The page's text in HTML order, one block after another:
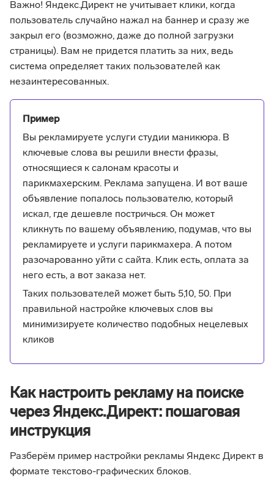
Важно! Яндекс.Директ не учитывает клики, когда
пользователь случайно нажал на баннер и сразу же
закрыл его (возможно, даже до полной загрузки
страницы). Вам не придется платить за них, ведь
система определяет таких пользователей как
незаинтересованных.
Пример
Вы рекламируете услуги студии маникюра. В
ключевые слова вы решили внести фразы,
относящиеся к салонам красоты и
парикмахерским. Реклама запущена. И вот ваше
объявление попалось пользователю, который
искал, где дешевле постричься. Он может
кликнуть по вашему объявлению, подумав, что вы
рекламируете и услуги парикмахера. А потом
разочарованно уйти с сайта. Клик есть, оплата за
него есть, а вот заказа нет.
Таких пользователей может быть 5,10, 50. При
правильной настройке ключевых слов вы
минимизируете количество подобных нецелевых
кликов
Как настроить рекламу на поиске
через Яндекс.Директ: пошаговая
инструкция
Разберём пример настройки рекламы Яндекс Директ в
формате текстово-графических блоков.